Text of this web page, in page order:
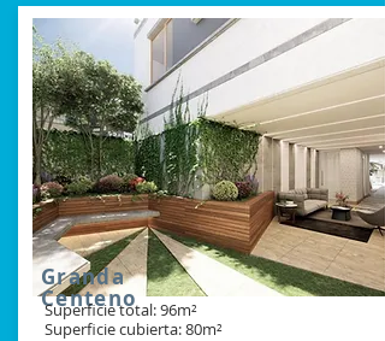
Granda
Centeno
Superficie total: 96m²
Superficie cubierta: 80m²